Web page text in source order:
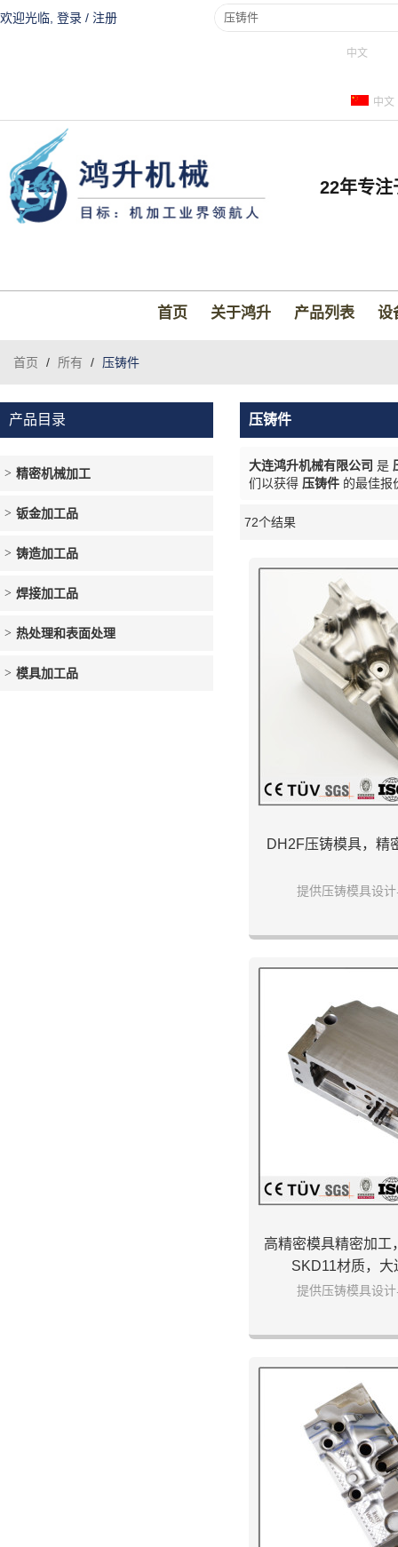
欢迎光临, 登录 / 注册
中文
中文
22年专注
首页 关于鸿升 产品列表 设
首页 / 所有 / 压铸件
产品目录
精密机械加工
钣金加工品
铸造加工品
焊接加工品
热处理和表面处理
模具加工品
压铸件
大连鸿升机械有限公司 是
们以获得 压铸件 的最佳报
72个结果
DH2F压铸模具，精
提供压铸模具设
高精密模具精密加工
SKD11材质，大
提供压铸模具设